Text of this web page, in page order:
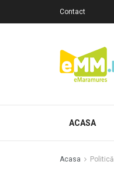
Contact
ACASA
Acasa Politică